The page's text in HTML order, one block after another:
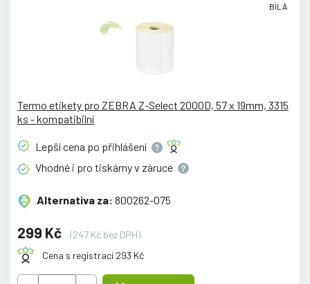
BÍLÁ
Termo etikety pro ZEBRA Z-Select 2000D, 57 x 19mm, 3315
ks - kompatibilní
Lepší cena po přihlášení
Vhodné i pro tiskárny v záruce
Alternativa za: 800262-075
299 Kč
(247 Kč bez DPH)
Cena s registrací 293 Kč